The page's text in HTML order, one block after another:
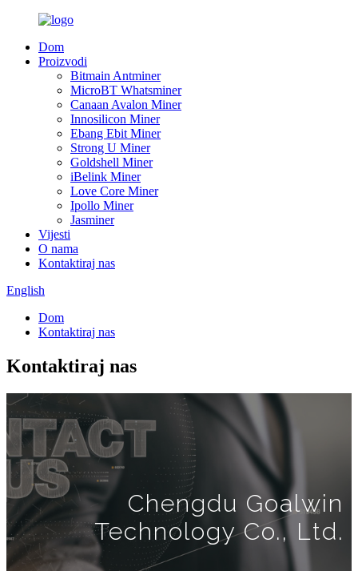
Dom
Proizvodi
Bitmain Antminer
MicroBT Whatsminer
Canaan Avalon Miner
Innosilicon Miner
Ebang Ebit Miner
Strong U Miner
Goldshell Miner
iBelink Miner
Love Core Miner
Ipollo Miner
Jasminer
Vijesti
O nama
Kontaktiraj nas
English
Dom
Kontaktiraj nas
Kontaktiraj nas
Chengdu Goalwin
Technology Co., Ltd.